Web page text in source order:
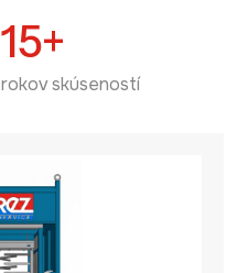
15+
rokov skúseností